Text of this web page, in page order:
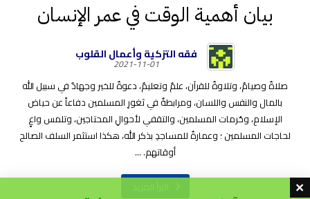
بيان أهمية الوقت في عمر الإنسان
فقه التزكية وأعمال القلوب
2021-11-01
صلاةٌ وصيامٌ، وتلاوةٌ للقرآن، علمٌ وتعليمٌ، دعوةٌ للخير وجهادٌ في سبيل الله
بالمال والنفس واللسان، ومرابطةٌ في ثغورِ المسلمين دفاعاً عن حياض
الإسلامِ، وحُرمات المسلمين، والتقفي لأحوالِ المحتاجين، وتلمس واعٍ
لحاجات المسلمين ؛ وعمارةٌ للمساجدِ بذكر الله، هكذا استثمر السلف الصالح
أوقاتهم. ...